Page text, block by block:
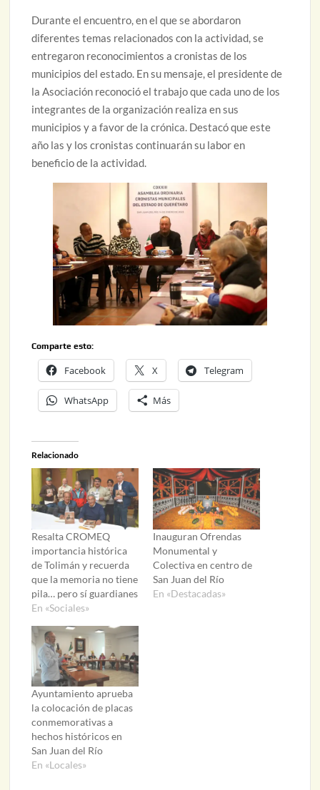
Durante el encuentro, en el que se abordaron
diferentes temas relacionados con la actividad, se
entregaron reconocimientos a cronistas de los
municipios del estado. En su mensaje, el presidente de
la Asociación reconoció el trabajo que cada uno de los
integrantes de la organización realiza en sus
municipios y a favor de la crónica. Destacó que este
año las y los cronistas continuarán su labor en
beneficio de la actividad.
Comparte esto:
Facebook X Telegram
WhatsApp Más
Relacionado
Resalta CROMEQ
importancia histórica
de Tolimán y recuerda
que la memoria no tiene
pila… pero sí guardianes
En «Sociales»
Inauguran Ofrendas
Monumental y
Colectiva en centro de
San Juan del Río
En «Destacadas»
Ayuntamiento aprueba
la colocación de placas
conmemorativas a
hechos históricos en
San Juan del Río
En «Locales»